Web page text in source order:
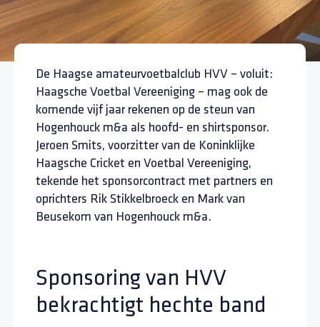
De Haagse amateurvoetbalclub HVV – voluit:
Haagsche Voetbal Vereeniging – mag ook de
komende vijf jaar rekenen op de steun van
Hogenhouck m&a als hoofd- en shirtsponsor.
Jeroen Smits, voorzitter van de Koninklijke
Haagsche Cricket en Voetbal Vereeniging,
tekende het sponsorcontract met partners en
oprichters Rik Stikkelbroeck en Mark van
Beusekom van Hogenhouck m&a.
Sponsoring van HVV
bekrachtigt hechte band